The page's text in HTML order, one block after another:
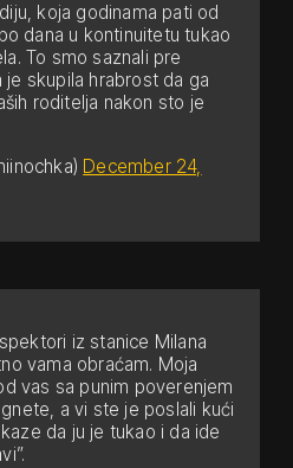
koja godinama pati od
dana u kontinuitetu tukao
To smo saznali pre
skupila hrabrost da ga
roditelja nakon sto je
December 24,
iz stanice Milana
vama obraćam. Moja
vas sa punim poverenjem
a vi ste je poslali kući
da ju je tukao i da ide